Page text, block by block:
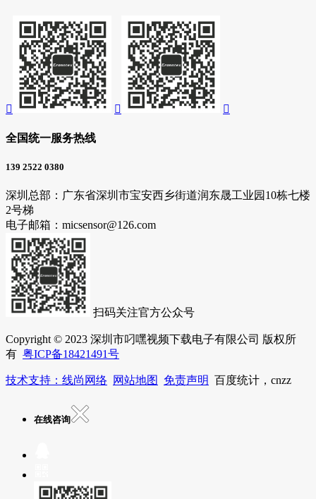
  
全国统一服务热线
139 2522 0380
深圳总部：广东省深圳市宝安西乡街道润东晟工业园10栋七楼
2号梯
电子邮箱：micsensor@126.com
扫码关注官方公众号
Copyright © 2023 深圳市叼嘿视频下载电子有限公司 版权所
有 粤ICP备18421491号
技术支持：线尚网络 网站地图 免责声明 百度统计，cnzz
在线咨询